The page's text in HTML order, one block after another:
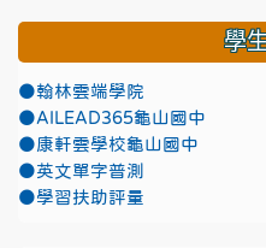
學
●翰林雲端學院
●AILEAD365龜山國中
●康軒雲學校龜山國中
●英文單字普測
●學習扶助評量